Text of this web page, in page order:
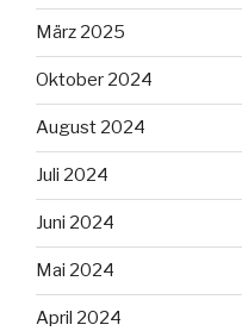
März 2025
Oktober 2024
August 2024
Juli 2024
Juni 2024
Mai 2024
April 2024